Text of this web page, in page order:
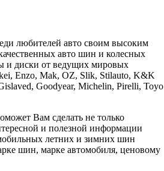
любителей авто своим высоким
авто шин и колесных
и диски от ведущих мировых
Enzo, Mak, OZ, Slik, Stilauto, K&K
Goodyear, Michelin, Pirelli, Toyo
Вам сделать не только
и полезной информации
летних и зимних шин
шин, марке автомобиля, ценовому